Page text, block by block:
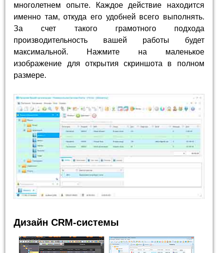
многолетнем опыте. Каждое действие находится
именно там, откуда его удобней всего выполнять.
За счет такого грамотного подхода
производительность вашей работы будет
максимальной. Нажмите на маленькое
изображение для открытия скриншота в полном
размере.
Дизайн CRM-системы